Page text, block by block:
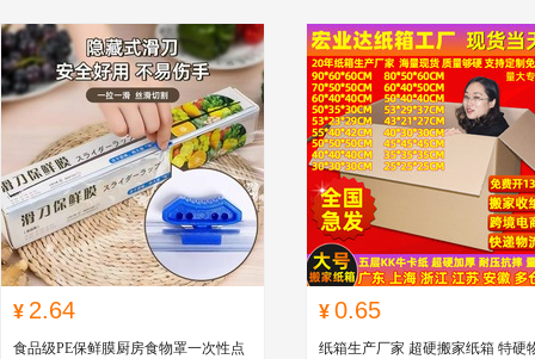
¥ 2.64
食品级PE保鲜膜厨房食物罩一次性点
¥ 0.65
纸箱生产厂家 超硬搬家纸箱 特硬